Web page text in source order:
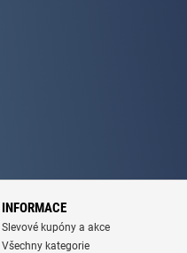
INFORMACE
Slevové kupóny a akce
Všechny kategorie